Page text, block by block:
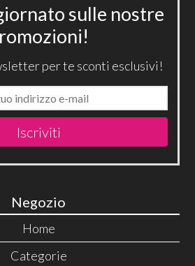
sulle nostre
per te sconti esclusivi!
Iscriviti
Negozio
Home
Categorie